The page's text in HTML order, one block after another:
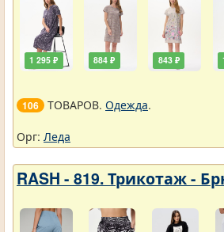
1 295 ₽ 884 ₽ 843 ₽
106 ТОВАРОВ. Одежда.
Орг: Леда
RASH - 819. Трикотаж -